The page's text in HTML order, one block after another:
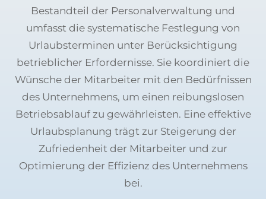
Bestandteil der Personalverwaltung und
umfasst die systematische Festlegung von
Urlaubsterminen unter Berücksichtigung
betrieblicher Erfordernisse. Sie koordiniert die
Wünsche der Mitarbeiter mit den Bedürfnissen
des Unternehmens, um einen reibungslosen
Betriebsablauf zu gewährleisten. Eine effektive
Urlaubsplanung trägt zur Steigerung der
Zufriedenheit der Mitarbeiter und zur
Optimierung der Effizienz des Unternehmens
bei.